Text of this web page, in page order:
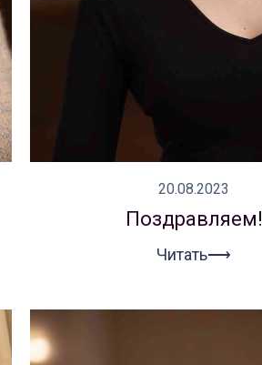
20.08.2023
Поздравляем!
Читать⟶